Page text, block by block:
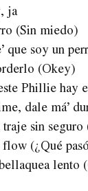
ja
(Sin miedo)
que soy un
(Okey)
Phillie hay
dale má’
sin
(¿Qué
lento